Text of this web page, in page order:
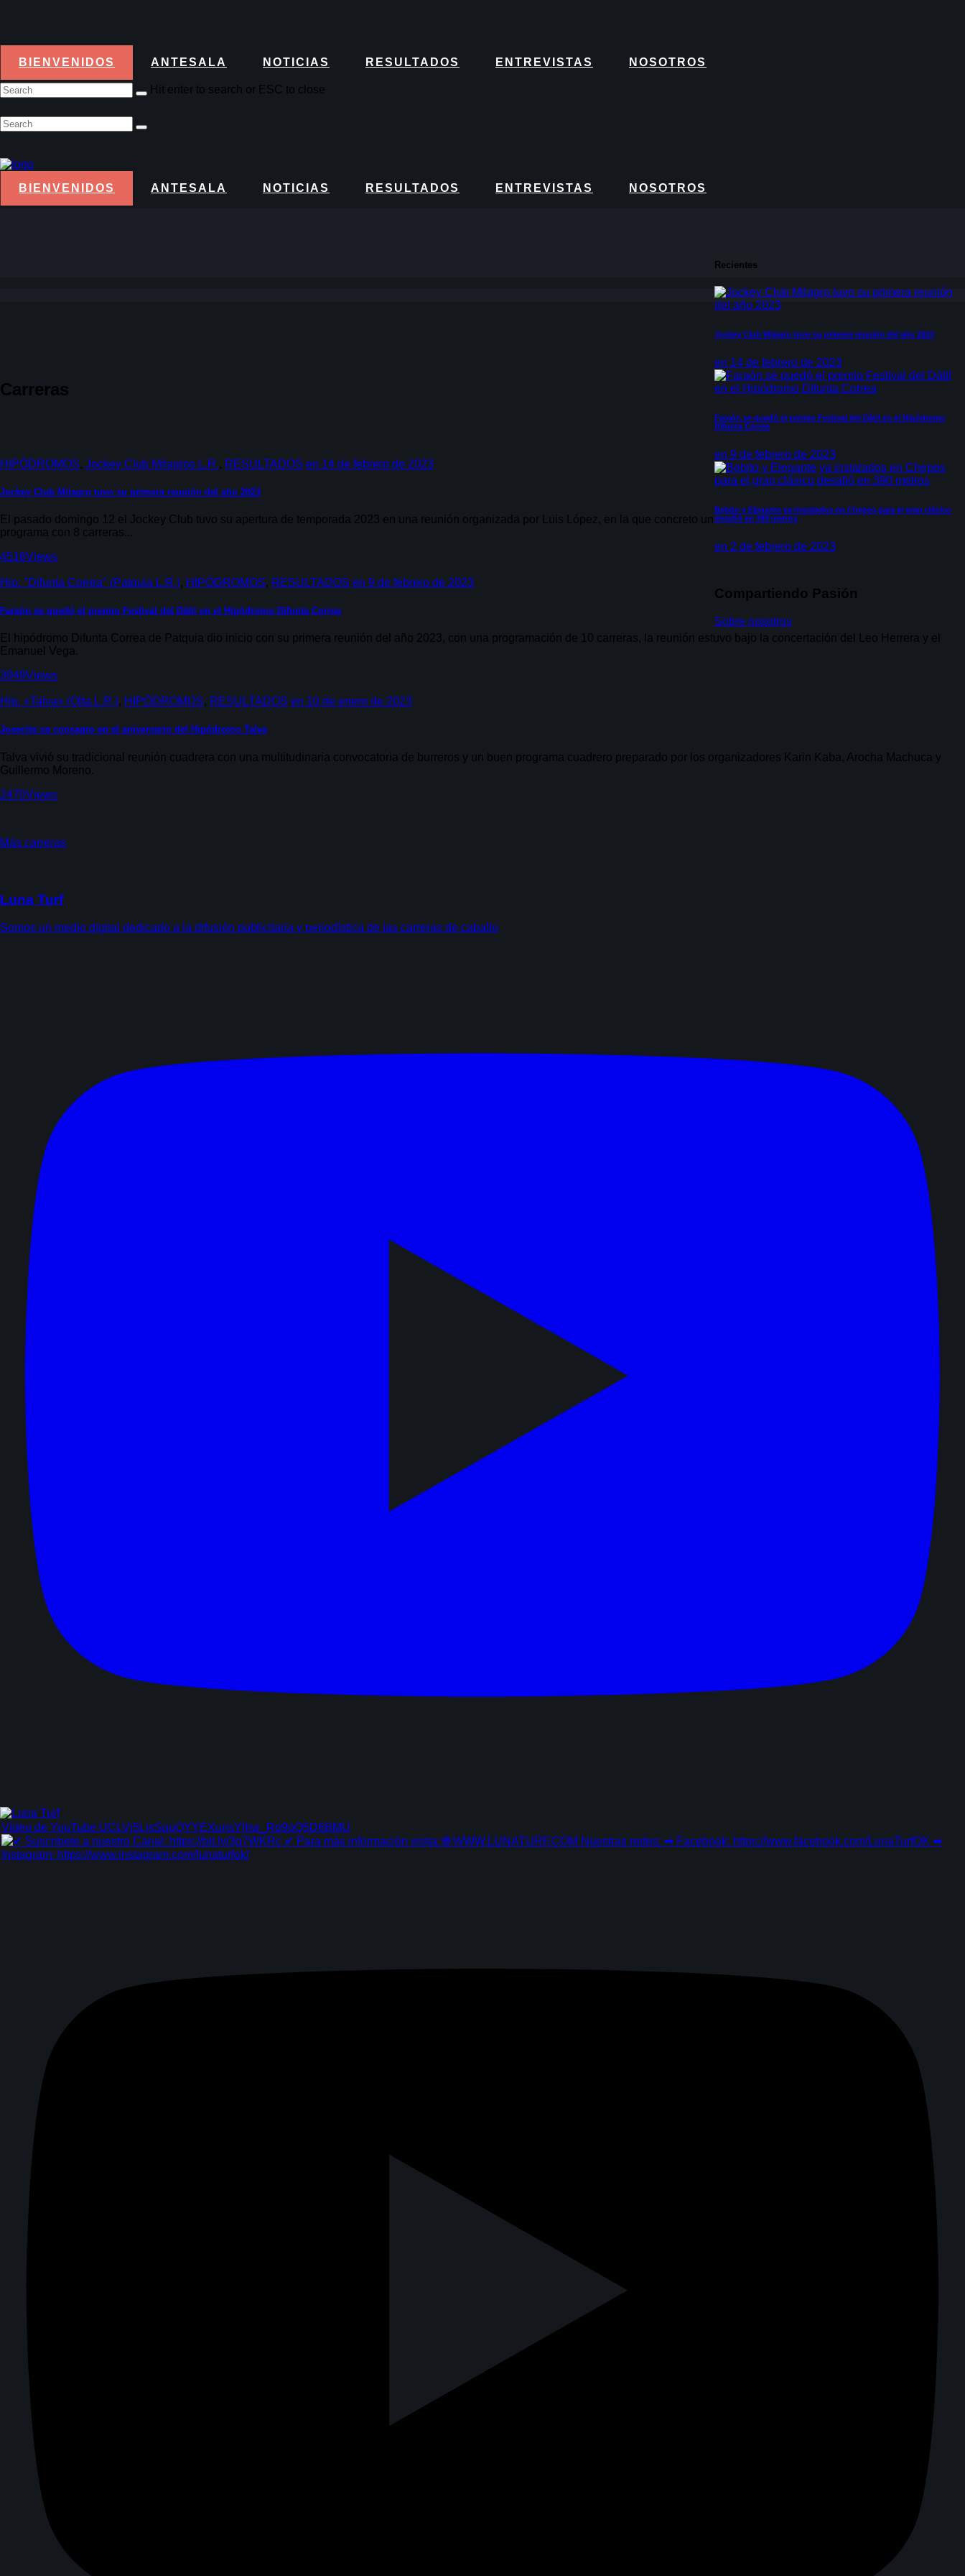
BIENVENIDOS ANTESALA NOTICIAS RESULTADOS ENTREVISTAS NOSOTROS
Hit enter to search or ESC to close
BIENVENIDOS ANTESALA NOTICIAS RESULTADOS ENTREVISTAS NOSOTROS
Recientes
Jockey Club Milagro tuvo su primera reunión del año 2023
en 14 de febrero de 2023
Faraón se quedó el premio Festival del Dátil en el Hipódromo
Difunta Correa
en 9 de febrero de 2023
Bebito y Elegante ya instalados en Chepes para el gran clásico
desafió en 390 metros
en 2 de febrero de 2023
Compartiendo Pasión
Sobre nosotros
Carreras
HIPÓDROMOS, Jockey Club Milagros L.R., RESULTADOS en 14 de febrero de 2023
Jockey Club Milagro tuvo su primera reunión del año 2023
El pasado domingo 12 el Jockey Club tuvo su apertura de temporada 2023 en una reunión organizada por Luis López, en la que concreto un
programa con 8 carreras...
4516Views
Hip. "Difunta Correa" (Patquia L.R.), HIPÓDROMOS, RESULTADOS en 9 de febrero de 2023
Faraón se quedó el premio Festival del Dátil en el Hipódromo Difunta Correa
El hipódromo Difunta Correa de Patquia dio inicio con su primera reunión del año 2023, con una programación de 10 carreras, la reunión estuvo bajo la concertación del Leo Herrera y el
Emanuel Vega.
3949Views
Hip. «Talva» (Olta L.R.), HIPÓDROMOS, RESULTADOS en 10 de enero de 2023
Josecito se consagro en el aniversario del Hipódromo Talva
Talva vivió su tradicional reunión cuadrera con una multitudinaria convocatoria de burreros y un buen programa cuadrero preparado por los organizadores Karin Kaba, Arocha Machuca y
Guillermo Moreno.
2470Views
Más carreras
Luna Turf
Somos un medio digital dedicado a la difusión publicitaria y periodística de las carreras de caballo
Vídeo de YouTube UCLVj5LjsSquQYYEXunsYlhw_Rq9oQ5D6BMU